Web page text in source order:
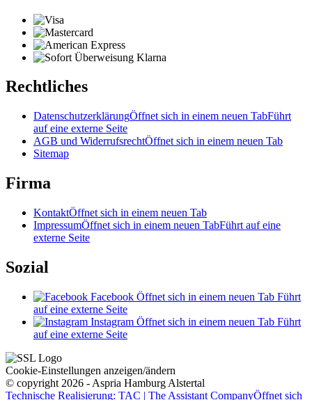
Rechtliches
DatenschutzerklärungÖffnet sich in einem neuen TabFührt
auf eine externe Seite
AGB und WiderrufsrechtÖffnet sich in einem neuen Tab
Sitemap
Firma
KontaktÖffnet sich in einem neuen Tab
ImpressumÖffnet sich in einem neuen TabFührt auf eine
externe Seite
Sozial
Facebook Öffnet sich in einem neuen Tab Führt
auf eine externe Seite
Instagram Öffnet sich in einem neuen Tab Führt
auf eine externe Seite
Cookie-Einstellungen anzeigen/ändern
© copyright 2026 - Aspria Hamburg Alstertal
Technische Realisierung: TAC | The Assistant CompanyÖffnet sich